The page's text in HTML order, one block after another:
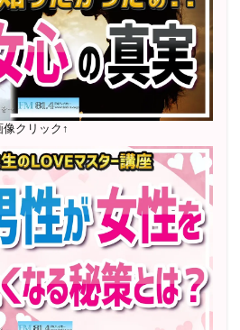
ッション相談実績 1500名越え
自己肯定感を高めるメールレッス
キスト動画セット販売実績
ループセッション開始 限定10名
協会認定NLPコーチ及び日本NLP能
コーチ資格取得
クリック↑